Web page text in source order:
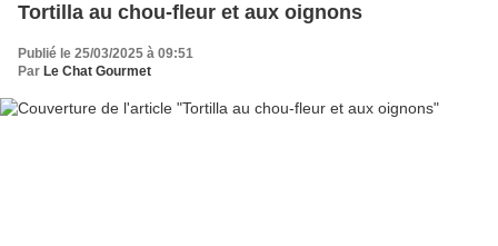
Tortilla au chou-fleur et aux oignons
Publié le 25/03/2025 à 09:51
Par Le Chat Gourmet